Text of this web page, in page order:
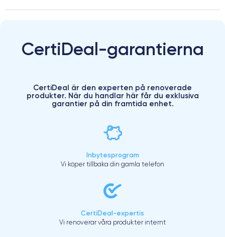
CertiDeal-garantierna
CertiDeal är den experten på renoverade
produkter. När du handlar här får du exklusiva
garantier på din framtida enhet.
Inbytesprogram
Vi köper tillbaka din gamla telefon
CertiDeal-expertis
Vi renoverar våra produkter internt